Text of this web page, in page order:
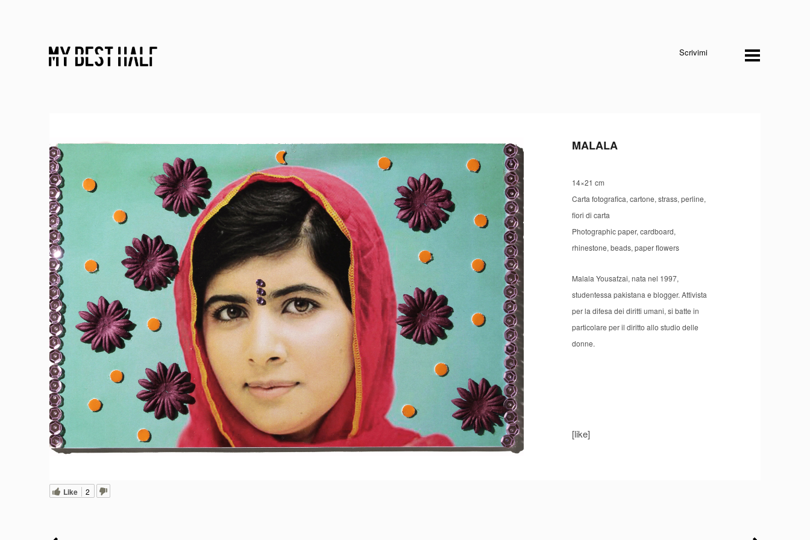
Scrivimi
MALALA
14×21 cm
Carta fotografica, cartone, strass, perline,
fiori di carta
Photographic paper, cardboard,
rhinestone, beads, paper flowers
Malala Yousafzai, nata nel 1997,
studentessa pakistana e blogger. Attivista
per la difesa dei diritti umani, si batte in
particolare per il diritto allo studio delle
donne.
[like]
Like 2